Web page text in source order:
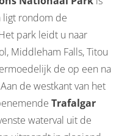
ligt rondom de
park leidt u naar
Middleham Falls, Titou
de op een na
de westkant van het
Trafalgar
waterval uit de